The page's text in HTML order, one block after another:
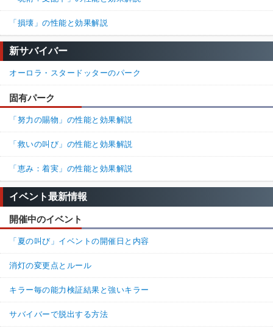
「損壊」の性能と効果解説
新サバイバー
オーロラ・スタードッターのパーク
固有パーク
「努力の賜物」の性能と効果解説
「救いの叫び」の性能と効果解説
「恵み：着実」の性能と効果解説
イベント最新情報
開催中のイベント
「夏の叫び」イベントの開催日と内容
消灯の変更点とルール
キラー毎の能力検証結果と強いキラー
サバイバーで脱出する方法